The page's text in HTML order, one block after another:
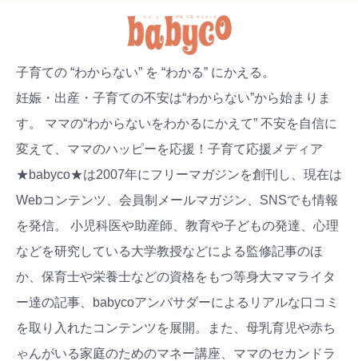
子育ての “わからない” を “わかる” にかえる。
妊娠・出産・子育ての不安は“わからない”から始まりま
す。 ママの“わからないをわかるにかえて” 不安を自信に
変えて、ママのハッピーを応援！子育て応援メディア
★babyco★は2007年にフリーマガジンを創刊し、現在は
Webコンテンツ、会員制メールマガジン、SNSでも情報
を発信。 小児科医や助産師、教育や子どもの発達、心理
などを研究している大学教授などによる監修記事のほ
か、保育士や栄養士などの資格をもつ等身大ママライタ
ー達の記事、babycoアンバサダーによるリアルな口コミ
を取り入れたコンテンツを展開。また、母乳育児や赤ち
ゃんがいる家庭のためのマネー講座、ママのセカンドラ